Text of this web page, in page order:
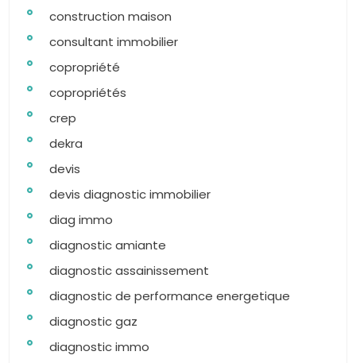
construction maison
consultant immobilier
copropriété
copropriétés
crep
dekra
devis
devis diagnostic immobilier
diag immo
diagnostic amiante
diagnostic assainissement
diagnostic de performance energetique
diagnostic gaz
diagnostic immo